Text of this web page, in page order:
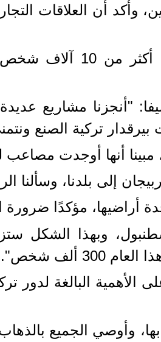
وأكد أن العلاقات
وبين فوتشيتش أن
"أنجزنا مشاريع
تركية الصنع
أنها أوجدت مصاعب
إلى بلدنا، وسألنا
مؤكدًا ضرورة
وبهذا الشكل
ألف شخص".
البالغة لدور
وأوصي الجميع